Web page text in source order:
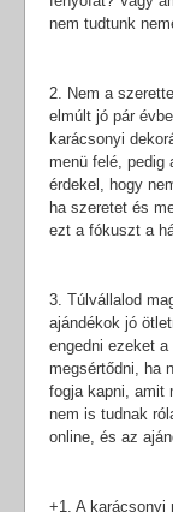
nem tudtunk
2. Nem a
elmúlt jó pár
karácsonyi
menü felé, pedig
érdekel, hogy
ha szeretet és
ezt a fókuszt a
3. Túlvállalod
ajándékok jó
engedni ezeket
megsértődni, ha
fogja kapni, amit
nem is tudnak
online, és az
+1. A karácsonyi